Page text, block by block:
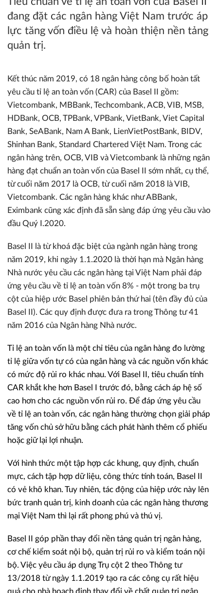
đang đặt các ngân hàng Việt Nam trước áp
lực tăng vốn điều lệ và hoàn thiện nền tảng
quản trị.
Kết thúc năm 2019, có 18 ngân hàng công bố hoàn tất
yêu cầu tỉ lệ an toàn vốn (CAR) của Basel II gồm:
Vietcombank, MBBank, Techcombank, ACB, VIB, MSB,
HDBank, OCB, TPBank, VPBank, VietBank, Viet Capital
Bank, SeABank, Nam A Bank, LienVietPostBank, BIDV,
Shinhan Bank, Standard Chartered Việt Nam. Trong các
ngân hàng trên, OCB, VIB và Vietcombank là những ngân
hàng đạt chuẩn an toàn vốn của Basel II sớm nhất, cụ thể,
từ cuối năm 2017 là OCB, từ cuối năm 2018 là VIB,
Vietcombank. Các ngân hàng khác như ABBank,
Eximbank cũng xác định đã sẵn sàng đáp ứng yêu cầu vào
đầu Quý I.2020.
Basel II là từ khoá đặc biệt của ngành ngân hàng trong
năm 2019, khi ngày 1.1.2020 là thời hạn mà Ngân hàng
Nhà nước yêu cầu các ngân hàng tại Việt Nam phải đáp
ứng yêu cầu về tỉ lệ an toàn vốn 8% - một trong ba trụ
cột của hiệp ước Basel phiên bản thứ hai (tên đầy đủ của
Basel II). Các quy định được đưa ra trong Thông tư 41
năm 2016 của Ngân hàng Nhà nước.
Tỉ lệ an toàn vốn là một chỉ tiêu của ngân hàng đo lường
tỉ lệ giữa vốn tự có của ngân hàng và các nguồn vốn khác
có mức độ rủi ro khác nhau. Với Basel II, tiêu chuẩn tính
CAR khắt khe hơn Basel I trước đó, bằng cách áp hệ số
cao hơn cho các nguồn vốn rủi ro. Để đáp ứng yêu cầu
về tỉ lệ an toàn vốn, các ngân hàng thường chọn giải pháp
tăng vốn chủ sở hữu bằng cách phát hành thêm cổ phiếu
hoặc giữ lại lợi nhuận.
Với hình thức một tập hợp các khung, quy định, chuẩn
mực, cách tập hợp dữ liệu, công thức tính toán, Basel II
có vẻ khô khan. Tuy nhiên, tác động của hiệp ước này lên
bức tranh quản trị, kinh doanh của các ngân hàng thương
mại Việt Nam thì lại rất phong phú và thú vị.
Basel II góp phần thay đổi nền tảng quản trị ngân hàng,
cơ chế kiểm soát nội bộ, quản trị rủi ro và kiểm toán nội
bộ. Việc yêu cầu áp dụng Trụ cột 2 theo Thông tư
13/2018 từ ngày 1.1.2019 tạo ra các công cụ rất hiệu
quả cho nhà hoạch định thay đổi về chất quản trị ngân